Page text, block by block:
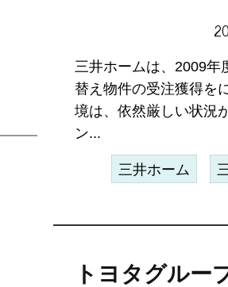
三井ホームは、2009年
替え物件の受注獲得を
境は、依然厳しい状況
ン...
三井ホーム
トヨタグルー